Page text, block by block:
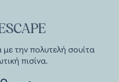
την πολυτελή σουίτα
πισίνα.